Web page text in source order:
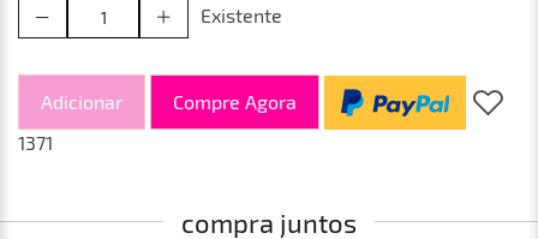
Existente
Adicionar
Compre Agora
1371
compra juntos